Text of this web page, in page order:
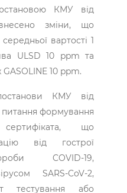
КМУ від
зміни, що
вартості 1
ULSD 10 ppm та
10 ppm.
КМУ від
формування
що
від гострої
COVID-19,
SARS-CoV-2,
тестування або